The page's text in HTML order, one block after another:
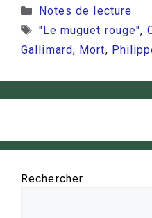
Catégories
Notes de lecture
Étiquettes
"Le muguet rouge",
Gallimard, Mort,
Rechercher